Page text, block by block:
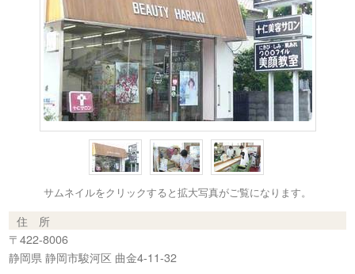
サムネイルをクリックすると拡大写真がご覧になります。
住 所
〒422-8006
静岡県 静岡市駿河区 曲金4-11-32